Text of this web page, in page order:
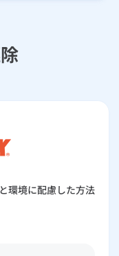
環境に配慮した方法